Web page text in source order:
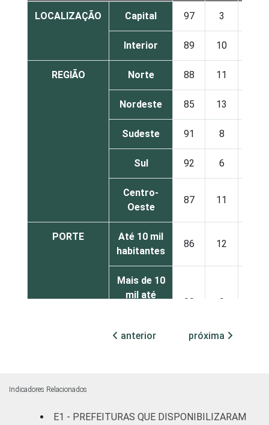
LOCALIZAÇÃO Capital 97 3
Interior 89 10
REGIÃO Norte 88 11
Nordeste 85 13
Sudeste 91 8
Sul 92 6
Centro-
Oeste
87 11
PORTE
Até 10 mil
habitantes
86 12
Mais de 10
mil até
90 9
habitantes
anterior próxima
Indicadores Relacionados
E1 - PREFEITURAS QUE DISPONIBILIZARAM